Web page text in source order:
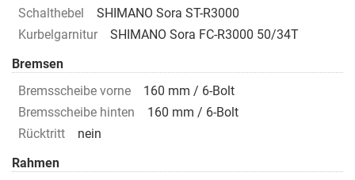
Schalthebel
SHIMANO Sora ST-R3000
Kurbelgarnitur
SHIMANO Sora FC-R3000 50/34T
Bremsen
Bremsscheibe vorne
160 mm / 6-Bolt
Bremsscheibe hinten
160 mm / 6-Bolt
Rücktritt
nein
Rahmen